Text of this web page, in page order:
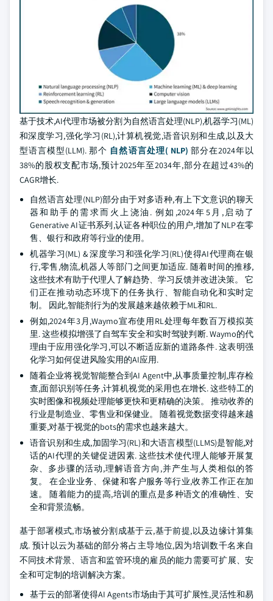
基于技术,AI代理市场被分割为自然语言处理(NLP),机器学习(ML)
和深度学习,强化学习(RL),计算机视觉,语音识别和生成,以及大
型语言模型(LLM). 那个 自然语言处理( NLP) 部分在2024年以
38%的股权支配市场,预计2025年至2034年,部分在超过43%的
CAGR增长.
自然语言处理(NLP)部分由于对多语种,有上下文意识的聊天
器和助手的需求而火上浇油. 例如,2024年5月,启动了
Generative AI证书系列,认证各种职位的用户,增加了NLP在零
售、银行和政府等行业的使用。
机器学习(ML) & 深度学习和强化学习(RL)使得AI代理商在银
行,零售,物流,机器人等部门之间更加适应. 随着时间的推移,
这些技术有助于代理人了解趋势、学习反馈并改进决策。 它
们正在推动动态环境下的任务执行、智能自动化和实时定
制。 因此,智能剂行为的发展越来越依赖于ML和RL.
例如,2024年3月,Waymo宣布使用RL处理每年数百万模拟英
里. 这些模拟增强了自驾车安全和实时驾驶判断. Waymo的代
理由于应用强化学习,可以不断适应新的道路条件. 这表明强
化学习如何促进风险实用的AI应用.
随着企业将视觉智能整合到AI Agent中,从事质量控制,库存检
查,面部识别等任务,计算机视觉的采用也在增长. 这些特工的
实时图像和视频处理能够更快和更精确的决策。 推动收养的
行业是制造业、零售业和保健业。 随着视觉数据变得越来越
重要,对基于视觉的bots的需求也越来越大。
语音识别和生成,加固学习(RL)和大语言模型(LLMS)是智能,对
话的AI代理的关键促进因素. 这些技术使代理人能够开展复
杂、多步骤的活动,理解语音方向,并产生与人类相似的答
复。 在企业业务、保健和客户服务等行业,收养工作正在加
速。 随着能力的提高,培训的重点是多种语文的准确性、安
全和背景流畅。
基于部署模式,市场被分割成基于云,基于前提,以及边缘计算集
成. 预计以云为基础的部分将占主导地位,因为培训数千名来自
不同技术背景、语言和监管环境的雇员的能力需要可扩展、安
全和可定制的培训解决方案。
基于云的部署使得AI Agents市场由于其可扩展性,灵活性和易